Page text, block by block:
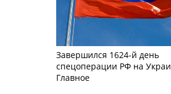
Завершился 1624-й день
спецоперации РФ на
Главное